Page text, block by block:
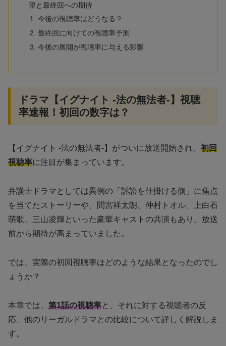
望と最終回への期待
今後の視聴率はどうなる？
最終回に向けての視聴率予測
今後の展開が視聴率に与える影響
ドラマ【イグナイト -法の無法者-】視聴
率速報！初回の数字は？
【イグナイト -法の無法者-】がついに放送開始され、 初回
視聴率に注目が集まっています。
弁護士ドラマとしては異例の「訴訟を仕掛ける側」に焦点
を当てたストーリーや、間宮祥太朗、仲村トオル、上白石
萌歌、三山凌輝といった豪華キャストの共演もあり、放送
前から期待が高まっていました。
では、実際の初回視聴率はどのような結果となったのでし
ょうか？
本章では、 第1話の視聴率と、それに対する視聴者の反
応、他のリーガルドラマとの比較について詳しく解説しま
す。